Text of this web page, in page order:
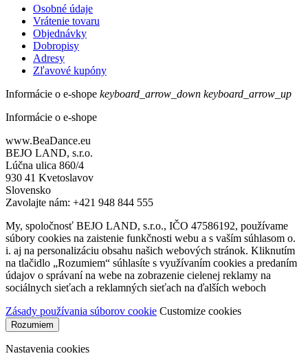
Osobné údaje
Vrátenie tovaru
Objednávky
Dobropisy
Adresy
Zľavové kupóny
Informácie o e-shope keyboard_arrow_down keyboard_arrow_up
Informácie o e-shope
www.BeaDance.eu
BEJO LAND, s.r.o.
Lúčna ulica 860/4
930 41 Kvetoslavov
Slovensko
Zavolajte nám: +421 948 844 555
My, spoločnosť BEJO LAND, s.r.o., IČO 47586192, používame
súbory cookies na zaistenie funkčnosti webu a s vaším súhlasom o.
i. aj na personalizáciu obsahu našich webových stránok. Kliknutím
na tlačidlo „Rozumiem“ súhlasíte s využívaním cookies a predaním
údajov o správaní na webe na zobrazenie cielenej reklamy na
sociálnych sieťach a reklamných sieťach na ďalších weboch
Zásady používania súborov cookie Customize cookies
Rozumiem
Nastavenia cookies